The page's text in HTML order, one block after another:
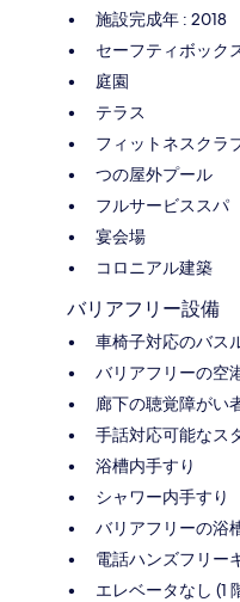
施設完成年 : 2018
セーフティボック
庭園
テラス
フィットネスクラ
つの屋外プール
フルサービススパ
宴会場
コロニアル建築
バリアフリー設備
車椅子対応のバス
バリアフリーの空
廊下の聴覚障がい
手話対応可能なス
浴槽内手すり
シャワー内手すり
バリアフリーの浴
電話ハンズフリー
エレベータなし (1